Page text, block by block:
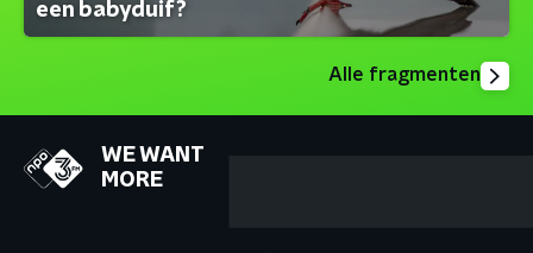
een babyduif?
Alle fragmenten
WE WANT
MORE